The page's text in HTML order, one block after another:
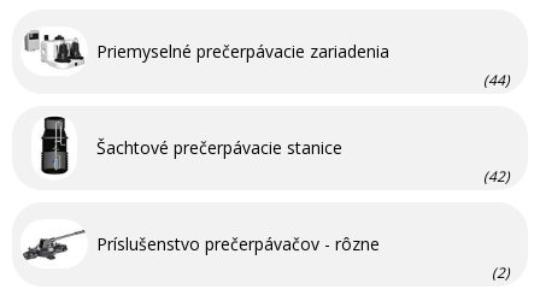
Priemyselné prečerpávacie zariadenia
(44)
Šachtové prečerpávacie stanice
(42)
Príslušenstvo prečerpávačov - rôzne
(2)